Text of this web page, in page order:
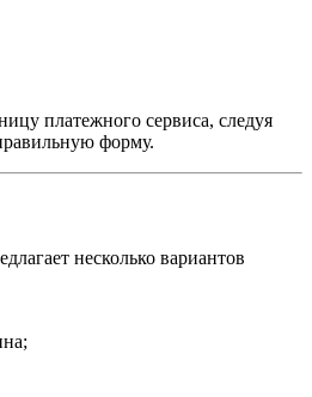
платежного сервиса, следуя
форму.
несколько вариантов